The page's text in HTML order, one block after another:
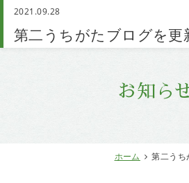
お知ら
ホーム 第二うち
2021.09.28
第二うちがたブログを更